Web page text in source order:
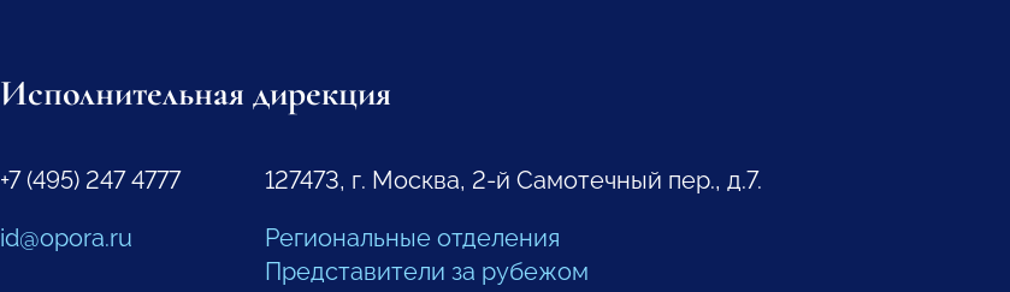
Исполнительная дирекция
+7 (495) 247 4777
id@opora.ru
127473, г. Москва, 2-й Самотечный пер., д.7.
Региональные отделения
Представители за рубежом